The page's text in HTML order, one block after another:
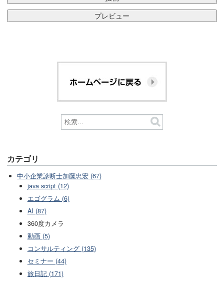
カテゴリ
中小企業診断士加藤忠宏 (67)
java script (12)
エゴグラム (6)
AI (87)
360度カメラ
動画 (5)
コンサルティング (135)
セミナー (44)
旅日記 (171)